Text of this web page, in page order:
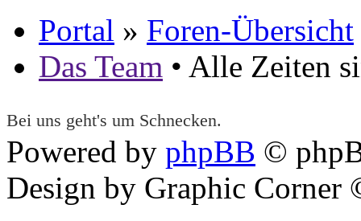
Portal » Foren-Übersicht
Das Team • Alle Zeiten
Bei uns geht's um Schnecken.
Powered by phpBB ©
Design by Graphic Corner